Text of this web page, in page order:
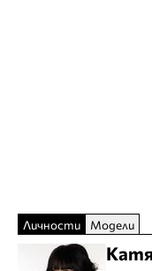
Личности Модели